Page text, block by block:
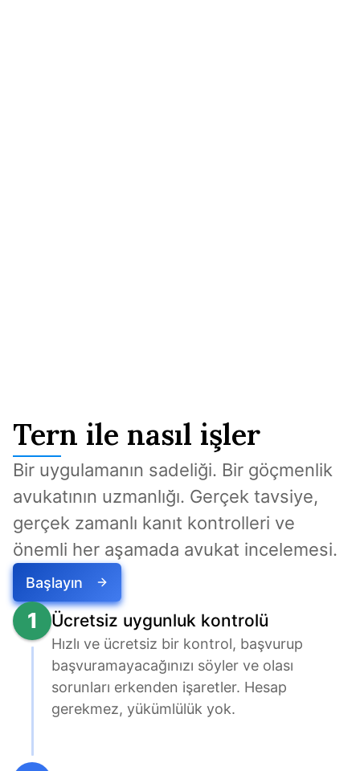
Tern ile nasıl işler
Bir uygulamanın sadeliği. Bir göçmenlik
avukatının uzmanlığı. Gerçek tavsiye,
gerçek zamanlı kanıt kontrolleri ve
önemli her aşamada avukat incelemesi.
Başlayın
1 Ücretsiz uygunluk kontrolü
Hızlı ve ücretsiz bir kontrol, başvurup
başvuramayacağınızı söyler ve olası
sorunları erkenden işaretler. Hesap
gerekmez, yükümlülük yok.